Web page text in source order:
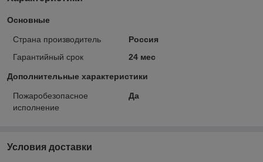
Основные
Страна производитель
Россия
Гарантийный срок
24 мес
Дополнительные характеристики
Пожаробезопасное
исполнение
Да
Условия доставки